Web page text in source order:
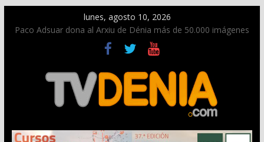
lunes, agosto 10, 2026
Paco Adsuar dona al Arxiu de Dénia más de 50.000 imágenes
de la memoria visual de la ciudad
Nacen las primeras tortugas de Diana y eclosionan otras no
identificadas en la playa de Les Deveses
Dos personas fallecen en un grave accidente en la N-332
entre Benissa y Calp
Una nueva oportunidad para donar sangre en Cruz Roja
El bando moro protagonista en la Segunda Entraeta Festera